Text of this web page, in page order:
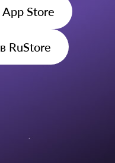
App Store
в RuStore